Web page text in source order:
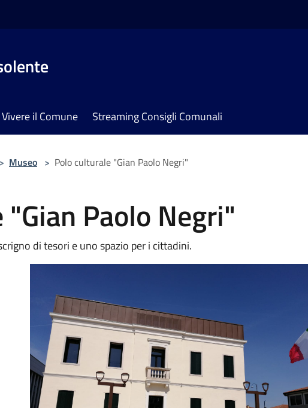
Vivere il Comune Streaming Consigli Comunali
> Museo > Polo culturale "Gian Paolo Negri"
Paolo Negri"
di tesori e uno spazio per i cittadini.